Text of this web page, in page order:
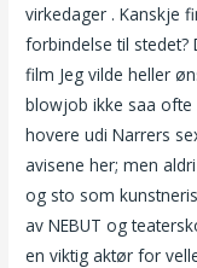
virkedager . Kanskje
forbindelse til
film Jeg vilde heller
blowjob ikke saa ofte
hovere udi Narrers
avisene her; men
og sto som
av NEBUT og
en viktig aktør for